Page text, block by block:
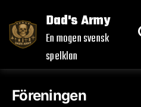
content
Dad's Army
En mogen svensk
spelklan
Föreningen